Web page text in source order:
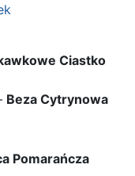
Ciastko
Beza Cytrynowa
Pomarańcza